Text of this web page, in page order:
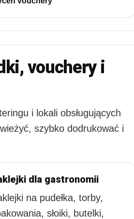
vouchery i
i lokali obsługujących
szybko dodrukować i
dla gastronomii
na pudełka, torby,
słoiki, butelki,